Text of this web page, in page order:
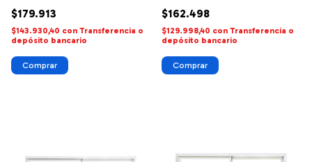
$179.913
$143.930,40 con Transferencia o
depósito bancario
$162.498
$129.998,40 con Transferencia o
depósito bancario